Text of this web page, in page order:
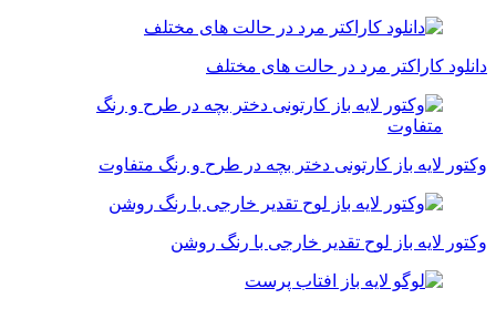
دانلود کاراکتر مرد در حالت های مختلف
وکتور لایه باز کارتونی دختر بچه در طرح و رنگ متفاوت
وکتور لایه باز لوح تقدیر خارجی با رنگ روشن